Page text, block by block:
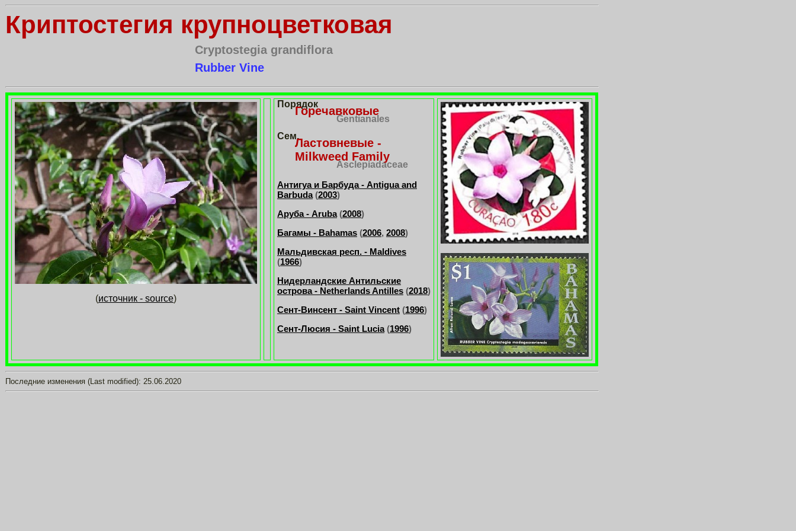
Криптостегия крупноцветковая
Cryptostegia grandiflora
Rubber Vine
(источник - source)
Порядок
Горечавковые
Gentianales
Сем.
Ластовневые -
Milkweed Family
Asclepiadaceae
Антигуа и Барбуда - Antigua and
Barbuda(2003)
Аруба - Aruba(2008)
Багамы - Bahamas (2006, 2008)
Мальдивская респ. - Maldives
(1966)
Нидерландские Антильские
острова - Netherlands Antilles (2018)
Сент-Винсент - Saint Vincent (1996)
Сент-Люсия - Saint Lucia(1996)
Последние изменения (Last modified): 25.06.2020